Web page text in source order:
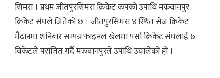
सिमरा । प्रथम जीतपुरसिमरा क्रिकेट कपको उपाधि मकवानपुर
क्रिकेट संघले जितेको छ । जीतपुरसिमरा ४ स्थित सेज क्रिकेट
मैदानमा शनिबार सम्पन्न फाइनल खेलमा पर्सा क्रिकेट संघलाई ७
विकेटले पराजित गर्दै मकवानपुरले उपाधि उचालेको हो ।